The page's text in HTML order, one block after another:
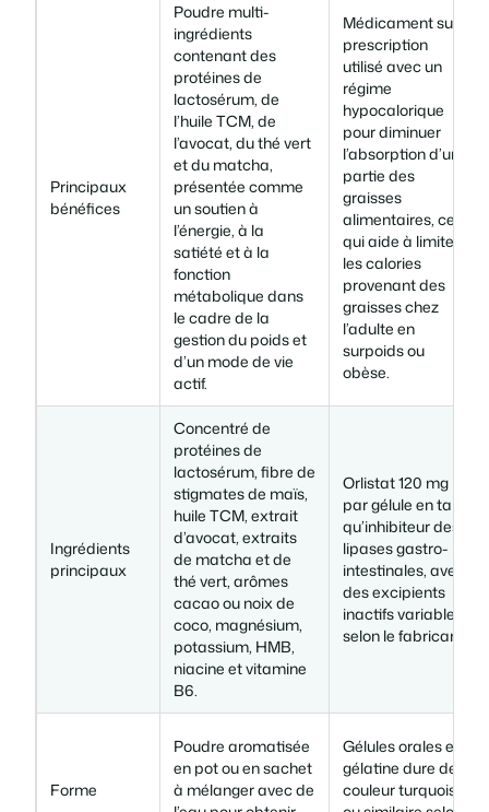
Principaux
bénéfices
Poudre multi-
ingrédients
contenant des
protéines de
lactosérum, de
l’huile TCM, de
l’avocat, du thé vert
et du matcha,
présentée comme
un soutien à
l’énergie, à la
satiété et à la
fonction
métabolique dans
le cadre de la
gestion du poids et
d’un mode de vie
actif.
Médicament sur
prescription
utilisé avec un
régime
hypocalorique
pour diminuer
l’absorption d’une
partie des
graisses
alimentaires, ce
qui aide à limiter
les calories
provenant des
graisses chez
l’adulte en
surpoids ou
obèse.
Ingrédients
principaux
Concentré de
protéines de
lactosérum, fibre de
stigmates de maïs,
huile TCM, extrait
d’avocat, extraits
de matcha et de
thé vert, arômes
cacao ou noix de
coco, magnésium,
potassium, HMB,
niacine et vitamine
B6.
Orlistat 120 mg
par gélule en tant
qu’inhibiteur des
lipases gastro-
intestinales, avec
des excipients
inactifs variables
selon le fabricant.
Forme
Poudre aromatisée
en pot ou en sachet
à mélanger avec de
Gélules orales en
gélatine dure de
couleur turquoise